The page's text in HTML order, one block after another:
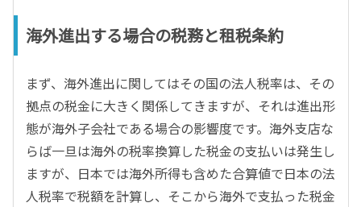
海外進出する場合の税務と租税条約
まず、海外進出に関してはその国の法人税率は、その
拠点の税金に大きく関係してきますが、それは進出形
態が海外子会社である場合の影響度です。海外支店な
らば一旦は海外の税率換算した税金の支払いは発生し
ますが、日本では海外所得も含めた合算値で日本の法
人税率で税額を計算し、そこから海外で支払った税金